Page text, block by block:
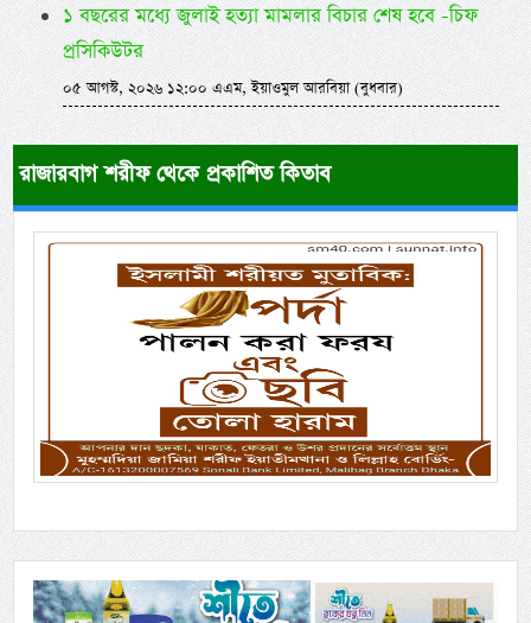
১ বছরের মধ্যে জুলাই হত্যা মামলার বিচার শেষ হবে -চিফ
প্রসিকিউটর
০৫ আগস্ট, ২০২৬ ১২:০০ এএম, ইয়াওমুল আরবিয়া (বুধবার)
রাজারবাগ শরীফ থেকে প্রকাশিত কিতাব